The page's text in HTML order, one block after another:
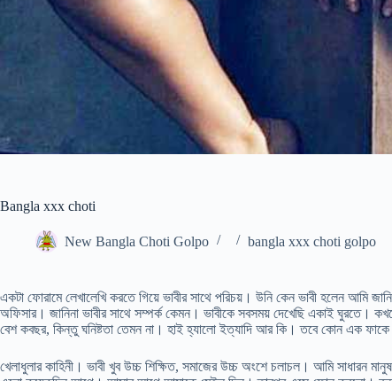
Bangla xxx choti
New Bangla Choti Golpo bangla xxx choti golpo
একটা ফোরামে লেখালেখি করতে গিয়ে ভাবীর সাথে পরিচয়। উনি কেন ভাবী হলেন আমি
অফিসার। জানিনা ভাবীর সাথে সম্পর্ক কেমন। ভাবীকে সবসময় দেখেছি একাই ঘুরতে।
বেশ কবছর, কিন্তু ঘনিষ্টতা তেমন না। হাই হ্যালো ইত্যাদি আর কি। তবে কোন এক
খেলাধুলার কাহিনী। ভাবী খুব উচ্চ শিক্ষিত, সমাজের উচ্চ অংশে চলাচল। আমি সাধারন